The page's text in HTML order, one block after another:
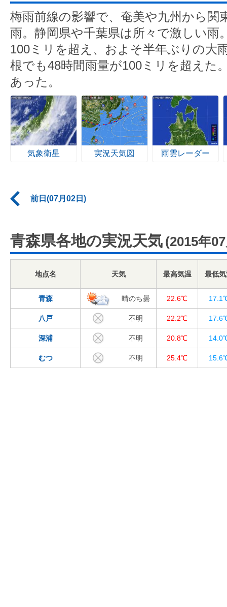
梅雨前線の影響で、奄美や九州から関
雨。静岡県や千葉県は所々で激しい雨
100ミリを超え、およそ半年ぶりの大
根でも48時間雨量が100ミリを超えた
あった。
気象衛星 実況天気図 雨雲レーダー
前日(07月02日)
青森県各地の実況天気 (2015年
地点名 天気 最高気温 最低
青森 晴のち曇 22.6℃
八戸 不明 22.2℃
深浦 不明 20.8℃
むつ 不明 25.4℃